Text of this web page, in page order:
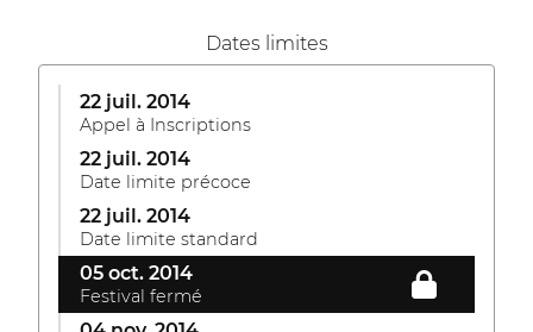
Dates limites
22 juil. 2014
Appel à Inscriptions
22 juil. 2014
Date limite précoce
22 juil. 2014
Date limite standard
05 oct. 2014
Festival fermé